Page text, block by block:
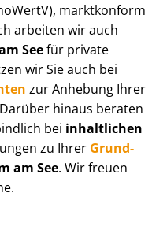
marktkonform
arbeiten wir auch
Seefür private
wir Sie auch bei
zur Anhebung Ihrer
hinaus beraten
bei inhaltlichen
zu Ihrer Grund­
am See. Wir freuen